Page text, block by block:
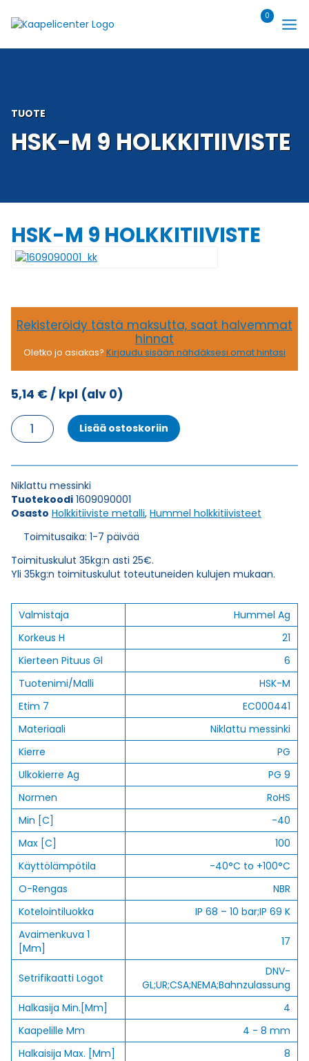
sisältöön
0
TUOTE
HSK-M 9 HOLKKITIIVISTE
HSK-M 9 HOLKKITIIVISTE
Rekisteröidy tästä maksutta, saat halvemmat
hinnat
Oletko jo asiakas? Kirjaudu sisään nähdäksesi omat hintasi
5,14 €/ kpl (alv 0)
HSK-
M
HOLKKITIIVISTE
Lisää ostoskoriin
Niklattu messinki
Tuotekoodi 1609090001
Osasto Holkkitiiviste metalli, Hummel holkkitiivisteet
Toimitusaika: 1-7 päivää
Toimituskulut 35kg:n asti 25€.
Yli 35kg:n toimituskulut toteutuneiden kulujen mukaan.
Valmistaja
Hummel Ag
Korkeus H
21
Kierteen Pituus Gl
6
Tuotenimi/Malli
HSK-M
Etim 7
EC000441
Materiaali
Niklattu messinki
Kierre
PG
Ulkokierre Ag
PG 9
Normen
RoHS
Min [C]
-40
Max [C]
100
Käyttölämpötila
-40°C to +100°C
O-Rengas
NBR
Kotelointiluokka
IP 68 – 10 bar;IP 69 K
Avaimenkuva 1
[Mm]
17
Setrifikaatti Logot
DNV-
GL;UR;CSA;NEMA;Bahnzulassung
Halkasija Min.[Mm]
4
Kaapelille Mm
4 - 8 mm
Halkaisija Max. [Mm]
8